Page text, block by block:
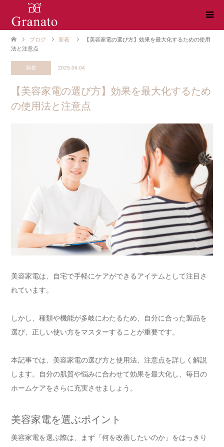
ブログ 新着
【美容家電の選び方】効果を最大化するための使用
法と注意点
新着 2025.06.04
【美容家電の選び方】効果を最大化するため
の使用法と注意点
美容家電は、自宅で手軽にケアができるアイテムとして注目さ
れています。
しかし、種類や機能が多岐にわたるため、自分に合った製品を
選び、正しい使い方をマスターすることが重要です。
本記事では、美容家電の選び方と使用法、注意点を詳しく解説
します。自分の肌質や悩みに合わせて効果を最大化し、毎日の
ホームケアをさらに充実させましょう。
美容家電を選ぶポイント
美容家電を選ぶ際は、まず「何を改善したいのか」をはっきり